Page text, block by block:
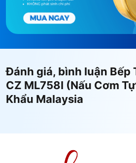
Đánh giá, bình luận Bếp
CZ ML758I (Nấu Cơm
Khẩu Malaysia